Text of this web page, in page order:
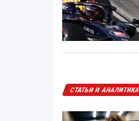
СТАТЬИ И АНАЛИТИКА